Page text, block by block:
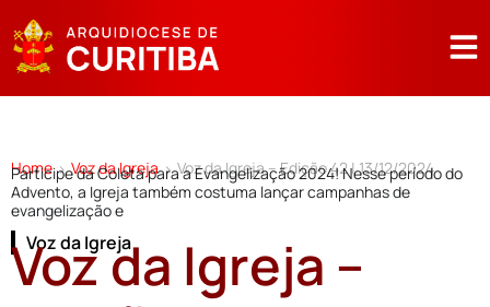
Home > Voz da Igreja > Voz da Igreja – Edição 42 | 13/12/2024
Participe da Coleta para a Evangelização 2024! Nesse período do
Advento, a Igreja também costuma lançar campanhas de
evangelização e
Voz da Igreja
Voz da Igreja –